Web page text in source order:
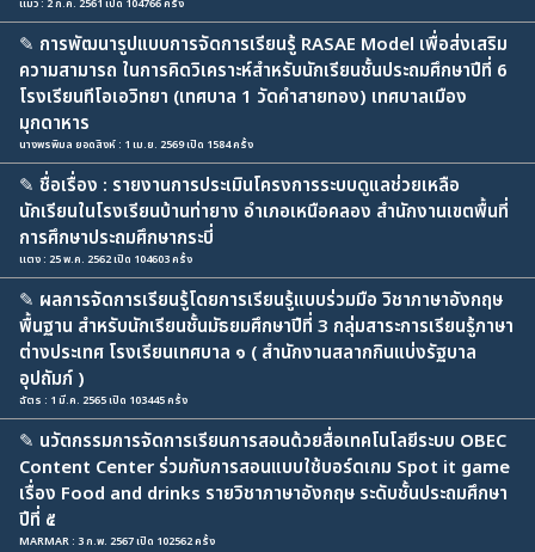
แมว : 2 ก.ค. 2561 เปิด 104766 ครั้ง
✎ การพัฒนารูปแบบการจัดการเรียนรู้ RASAE Model เพื่อส่งเสริม
ความสามารถ ในการคิดวิเคราะห์สำหรับนักเรียนชั้นประถมศึกษาปีที่ 6
โรงเรียนทีโอเอวิทยา (เทศบาล 1 วัดคำสายทอง) เทศบาลเมือง
มุกดาหาร
นางพรพิมล ยอดสิงห์ : 1 เม.ย. 2569 เปิด 1584 ครั้ง
✎ ชื่อเรื่อง : รายงานการประเมินโครงการระบบดูแลช่วยเหลือ
นักเรียนในโรงเรียนบ้านท่ายาง อำเภอเหนือคลอง สำนักงานเขตพื้นที่
การศึกษาประถมศึกษากระบี่
แตง : 25 พ.ค. 2562 เปิด 104603 ครั้ง
✎ ผลการจัดการเรียนรู้โดยการเรียนรู้แบบร่วมมือ วิชาภาษาอังกฤษ
พื้นฐาน สำหรับนักเรียนชั้นมัธยมศึกษาปีที่ 3 กลุ่มสาระการเรียนรู้ภาษา
ต่างประเทศ โรงเรียนเทศบาล ๑ ( สำนักงานสลากกินแบ่งรัฐบาล
อุปถัมภ์ )
ฉัตร : 1 มี.ค. 2565 เปิด 103445 ครั้ง
✎ นวัตกรรมการจัดการเรียนการสอนด้วยสื่อเทคโนโลยีระบบ OBEC
Content Center ร่วมกับการสอนแบบใช้บอร์ดเกม Spot it game
เรื่อง Food and drinks รายวิชาภาษาอังกฤษ ระดับชั้นประถมศึกษา
ปีที่ ๕
MARMAR : 3 ก.พ. 2567 เปิด 102562 ครั้ง